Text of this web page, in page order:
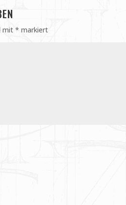
mit* markiert